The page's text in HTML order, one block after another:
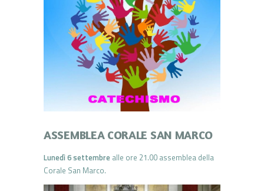
ASSEMBLEA CORALE SAN MARCO
Lunedì 6 settembre alle ore 21.00 assemblea della
Corale San Marco.